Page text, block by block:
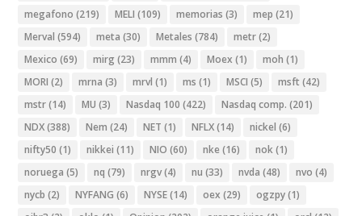
megafono (219) MELI (109) memorias (3) mep (21)
Merval (594) meta (30) Metales (784) metr(2)
Mexico (69) mirg (23) mmm (4) Moex (1) moh (1)
MORI (2) mrna (3) mrvl (1) ms (1) MSCI (5) msft (42)
mstr(14) MU (3) Nasdaq 100 (422) Nasdaq comp. (201)
NDX(388) Nem (24) NET (1) NFLX(14) nickel (6)
nifty50 (1) nikkei (11) NIO (60) nke (16) nok(1)
noruega (5) nq (79) nrgv(4) nu (33) nvda (48) nvo (4)
nycb (2) NYFANG (6) NYSE(14) oex (29) ogzpy(1)